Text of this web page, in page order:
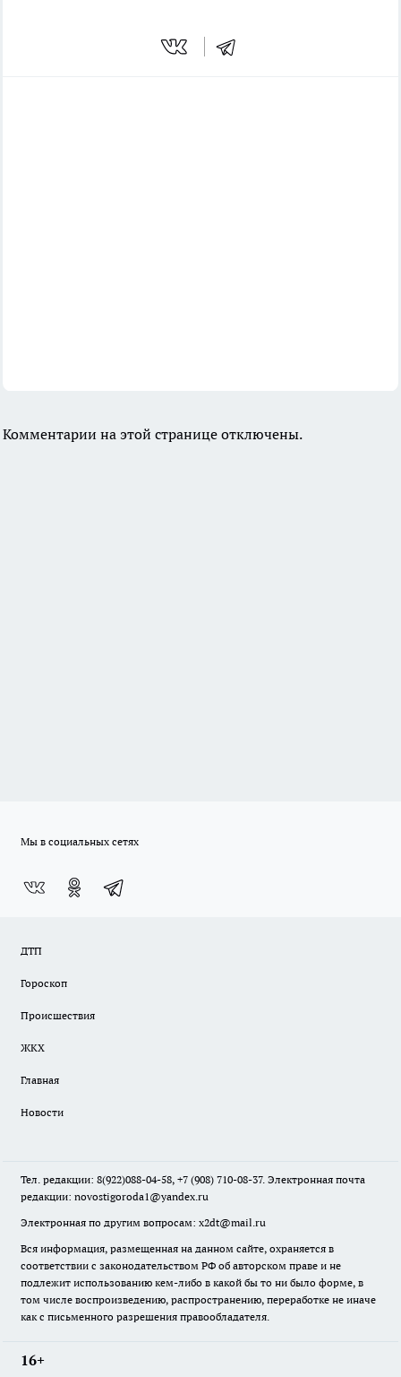
Комментарии на этой странице отключены.
Мы в социальных сетях
ДТП
Гороскоп
Происшествия
ЖКХ
Главная
Новости
Тел. редакции: 8(922)088-04-58, +7 (908) 710-08-37. Электронная почта
редакции: novostigoroda1@yandex.ru
Электронная по другим вопросам: x2dt@mail.ru
Вся информация, размещенная на данном сайте, охраняется в
соответствии с законодательством РФ об авторском праве и не
подлежит использованию кем-либо в какой бы то ни было форме, в
том числе воспроизведению, распространению, переработке не иначе
как с письменного разрешения правообладателя.
16+